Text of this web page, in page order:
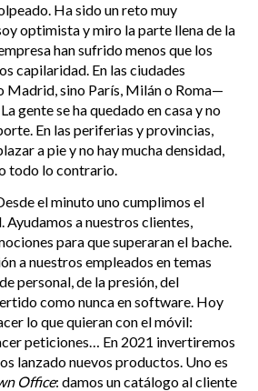
Ha sido un reto muy
optimista y miro la parte llena de la
han sufrido menos que los
capilaridad. En las ciudades
sino París, Milán o Roma—
gente se ha quedado en casa y no
En las periferias y provincias,
a pie y no hay mucha densidad,
todo lo contrario.
el minuto uno cumplimos el
a nuestros clientes,
para que superaran el bache.
a nuestros empleados en temas
personal, de la presión, del
como nunca en software. Hoy
lo que quieran con el móvil:
peticiones… En 2021 invertiremos
lanzado nuevos productos. Uno es
Office: damos un catálogo al cliente